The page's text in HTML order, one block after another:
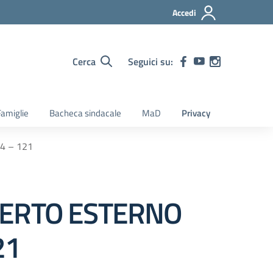
Accedi
Cerca Seguici su:
Bacheca sindacale MaD Privacy
– 121
ESTERNO